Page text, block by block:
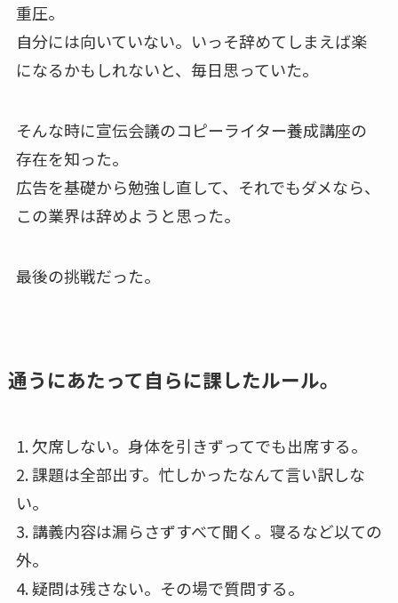
重圧。
自分には向いていない。いっそ辞めてしまえば楽
になるかもしれないと、毎日思っていた。
そんな時に宣伝会議のコピーライター養成講座の
存在を知った。
広告を基礎から勉強し直して、それでもダメなら、
この業界は辞めようと思った。
最後の挑戦だった。
通うにあたって自らに課したルール。
1. 欠席しない。身体を引きずってでも出席する。
2. 課題は全部出す。忙しかったなんて言い訳しな
い。
3. 講義内容は漏らさずすべて聞く。寝るなど以ての
外。
4. 疑問は残さない。その場で質問する。